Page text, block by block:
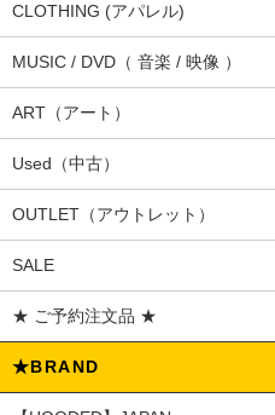
CLOTHING (アパレル)
MUSIC / DVD（ 音楽 / 映像 ）
ART（アート）
Used（中古）
OUTLET（アウトレット）
SALE
★ ご予約注文品 ★
★BRAND